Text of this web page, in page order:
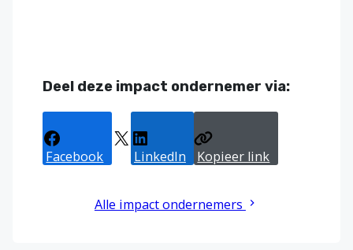
Deel deze impact ondernemer via:
Facebook LinkedIn Kopieer link
Alle impact ondernemers